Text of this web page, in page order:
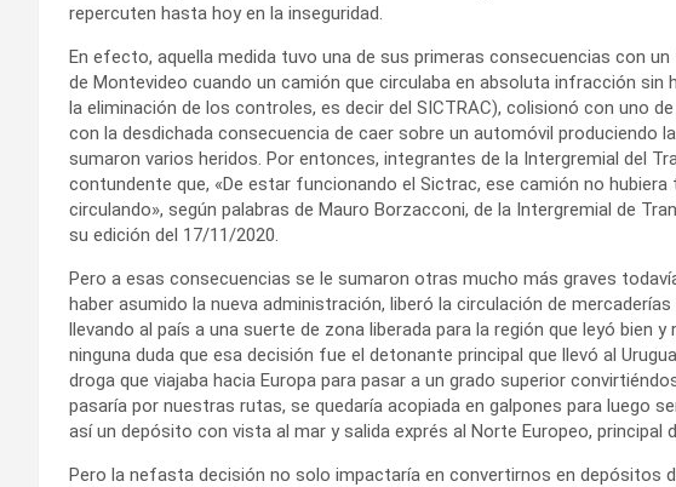
repercuten hasta hoy en la inseguridad.
En efecto, aquella medida tuvo una de sus primeras consecuencias con
de Montevideo cuando un camión que circulaba en absoluta infracción sin
la eliminación de los controles, es decir del SICTRAC), colisionó con uno
con la desdichada consecuencia de caer sobre un automóvil produciendo
sumaron varios heridos. Por entonces, integrantes de la Intergremial del
contundente que, «De estar funcionando el Sictrac, ese camión no
circulando», según palabras de Mauro Borzacconi, de la Intergremial de
su edición del 17/11/2020.
Pero a esas consecuencias se le sumaron otras mucho más graves
haber asumido la nueva administración, liberó la circulación de
llevando al país a una suerte de zona liberada para la región que leyó bien
ninguna duda que esa decisión fue el detonante principal que llevó al
droga que viajaba hacia Europa para pasar a un grado superior
pasaría por nuestras rutas, se quedaría acopiada en galpones para luego
así un depósito con vista al mar y salida exprés al Norte Europeo, principal
Pero la nefasta decisión no solo impactaría en convertirnos en depósitos